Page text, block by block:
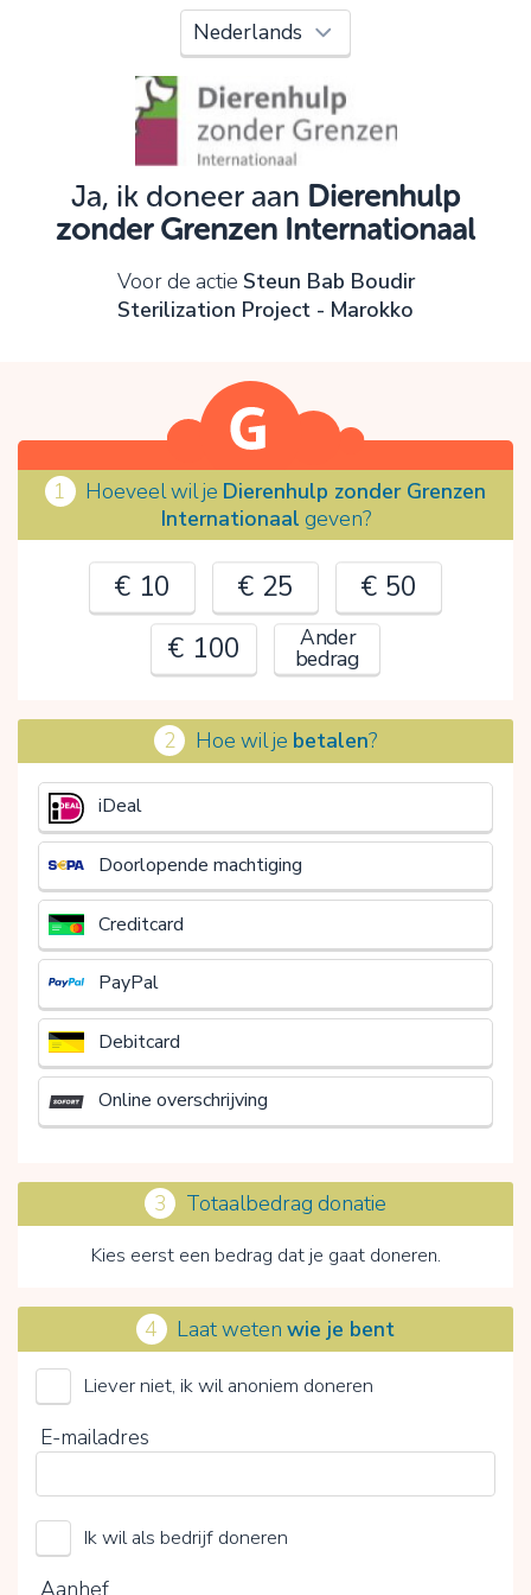
Ja, ik doneer aan Dierenhulp
zonder Grenzen Internationaal
Voor de actie Steun Bab Boudir
Sterilization Project - Marokko
1 Hoeveel wil je Dierenhulp zonder Grenzen
Internationaal geven?
€ 10 € 25
€ 50
€ 100
Ander
bedrag
€
2 Hoe wil je betalen?
iDeal
Doorlopende machtiging
Creditcard
PayPal
Debitcard
Online overschrijving
3 Totaalbedrag donatie
Kies eerst een bedrag dat je gaat doneren.
Dierenhulp zonder Grenzen Internationaal
Kies je vrijwillige bijdrage
0%
4 Laat wetenwie je bent
Liever niet, ik wil anoniem doneren
E-mailadres
Ik wil als bedrijf doneren
Oeps!
Je kunt nog niet verder vanwege:
Controleer en verbeter je invoer en probeer het
OK